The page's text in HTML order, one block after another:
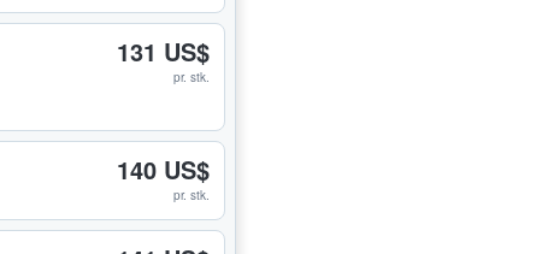
131 US$
pr. stk.
140 US$
pr. stk.